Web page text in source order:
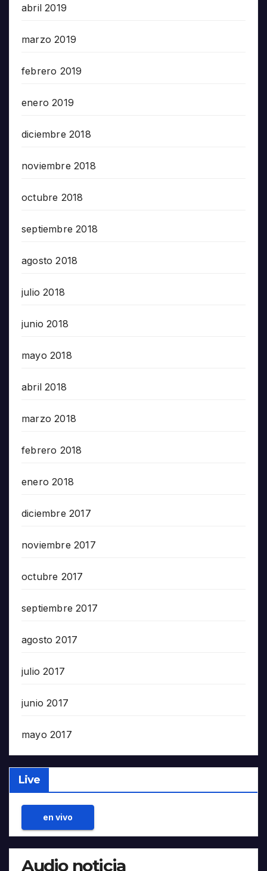
abril 2019
marzo 2019
febrero 2019
enero 2019
diciembre 2018
noviembre 2018
octubre 2018
septiembre 2018
agosto 2018
julio 2018
junio 2018
mayo 2018
abril 2018
marzo 2018
febrero 2018
enero 2018
diciembre 2017
noviembre 2017
octubre 2017
septiembre 2017
agosto 2017
julio 2017
junio 2017
mayo 2017
Live
en vivo
Audio noticia